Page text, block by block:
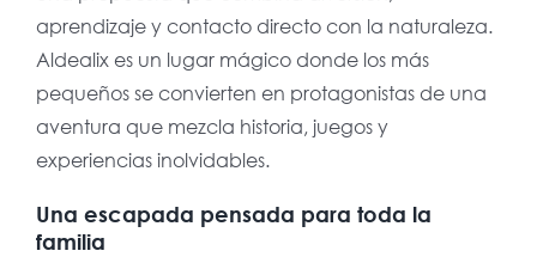
aprendizaje y contacto directo con la naturaleza.
Aldealix es un lugar mágico donde los más
pequeños se convierten en protagonistas de una
aventura que mezcla historia, juegos y
experiencias inolvidables.
Una escapada pensada para toda la
familia